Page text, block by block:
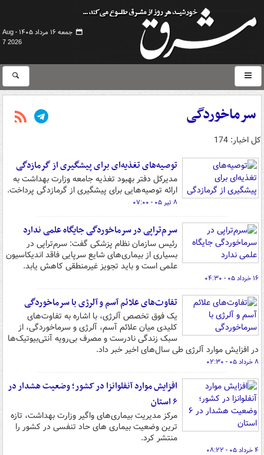
جمعه ۱۶ مرداد ۱۴۰۵ -
Aug
7 2026
سرماخوردگی
کل اخبار: 174
توصیه‌های تغذیه‌ای برای پیشگیری از گرمازدگی
مدیرکل دفتر بهبود تغذیه جامعه وزارت بهداشت به
ارائه توصیه‌هایی برای پیشگیری از گرمازدگی پرداخت.
۸ تیر ۰۵ - ۰۷:۰۰
سرم‌تراپی در سرماخوردگی جایگاه علمی ندارد
رئیس سازمان نظام پزشکی گفت: سرم‌تراپی در
بسیاری از بیماری‌های شایع سرپایی فاقد اندیکاسیون
علمی است و باید تجویز غیرمنطقی کاهش یابد.
۱۶ خرداد ۰۵ - ۰۴:۳۰
تفاوت‌های علائم آسم و آلرژی با سرماخوردگی
یک فوق‌ تخصص آلرژی، با اشاره به تفاوت‌های
کلیدی میان علائم آسم، آلرژی و سرماخوردگی، از
سبک زندگی نادرست و مصرف بی‌رویه آنتی‌بیوتیک‌ها
در افزایش موارد آلرژی طی سال‌های اخیر خبر داد.
۸ خرداد ۰۵ - ۰۲:۳۰
افزایش موارد آنفلوانزا در کشور؛ وضعیت هشدار در
۶ استان
مرکز مدیریت بیماری‌های واگیر وزارت بهداشت، تازه
ترین وضعیت بیماری های حاد تنفسی در کشور را
منتشر کرد.
۴ خرداد ۰۵ - ۰۸:۲۲